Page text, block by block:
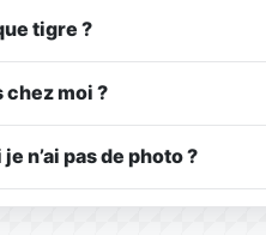
tigre ?
moi ?
n’ai pas de photo ?